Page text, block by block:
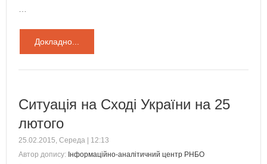
Докладно...
Ситуація на Сході України на 25
лютого
25.02.2015, Середа | 12:13
Автор допису: Інформаційно-аналітичний центр РНБО